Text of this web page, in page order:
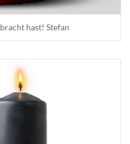
hast! Stefan